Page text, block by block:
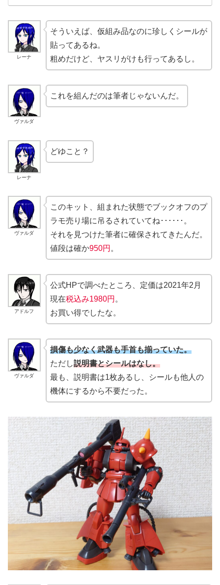
レーナ
そういえば、仮組み品なのに珍しくシールが
貼ってあるね。
粗めだけど、ヤスリがけも行ってあるし。
ヴァルダ
これを組んだのは筆者じゃないんだ。
レーナ
どゆこと？
ヴァルダ
このキット、組まれた状態でブックオフのプ
ラモ売り場に吊るされていてね･･････。
それを見つけた筆者に確保されてきたんだ。
値段は確か950円 。
アドルフ
公式HPで調べたところ、定価は2021年2月
現在税込み1980円 。
お買い得でしたな。
ヴァルダ
損傷も少なく武器も手首も揃っていた。
ただし説明書とシールはなし。
最も、説明書は1枚あるし、シールも他人の
機体にするから不要だった。